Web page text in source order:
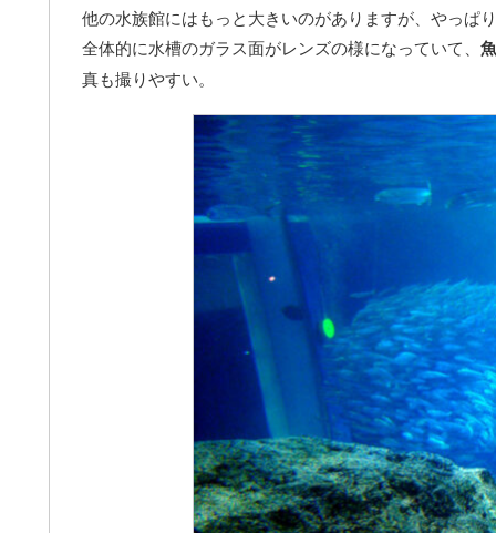
他の水族館にはもっと大きいのがありますが、やっぱ
全体的に水槽のガラス面がレンズの様になっていて、
真も撮りやすい。